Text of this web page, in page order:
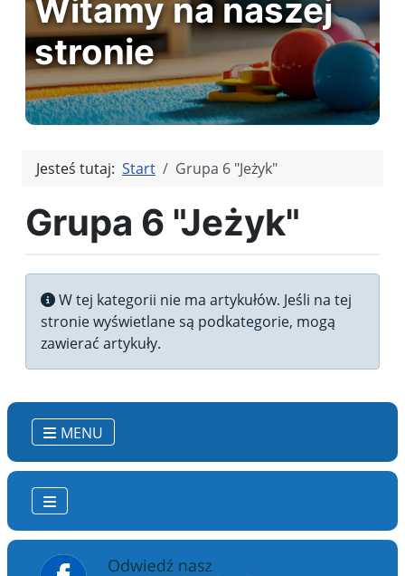
MENU
Witamy na naszej
stronie
Jesteś tutaj: Start Grupa 6 "Jeżyk"
Grupa 6 "Jeżyk"
Informacja
W tej kategorii nie ma artykułów. Jeśli na tej
stronie wyświetlane są podkategorie, mogą
zawierać artykuły.